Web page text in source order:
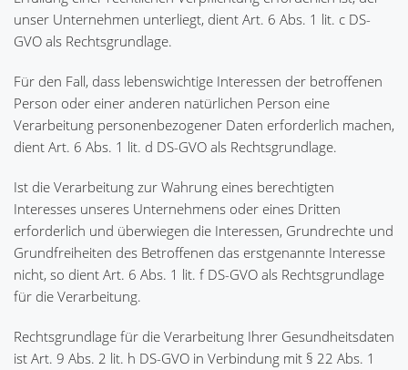
unser Unternehmen unterliegt, dient Art. 6 Abs. 1 lit. c DS-
GVO als Rechtsgrundlage.
Für den Fall, dass lebenswichtige Interessen der betroffenen
Person oder einer anderen natürlichen Person eine
Verarbeitung personenbezogener Daten erforderlich machen,
dient Art. 6 Abs. 1 lit. d DS-GVO als Rechtsgrundlage.
Ist die Verarbeitung zur Wahrung eines berechtigten
Interesses unseres Unternehmens oder eines Dritten
erforderlich und überwiegen die Interessen, Grundrechte und
Grundfreiheiten des Betroffenen das erstgenannte Interesse
nicht, so dient Art. 6 Abs. 1 lit. f DS-GVO als Rechtsgrundlage
für die Verarbeitung.
Rechtsgrundlage für die Verarbeitung Ihrer Gesundheitsdaten
ist Art. 9 Abs. 2 lit. h DS-GVO in Verbindung mit § 22 Abs. 1